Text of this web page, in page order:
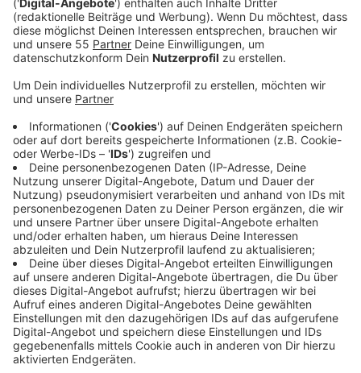
Anzeige
Für viele Fahrlehrer wirft der Plan Fragen auf. Horst
Wintgen, Vorstandsmitglied des Fahrlehrerverbands
Nordrhein und Fahrschulinhaber im Kreis Viersen,
bezweifelt, dass die Digitalisierung tatsächlich zu
geringeren Kosten führt. „Die Frage ist, ob wirklich
gespart oder nur verlagert wird“, sagt er.
Der durchschnittliche Preis für den Pkw-Führerschein
liegt laut Bundesverkehrsministerium derzeit bei rund
3.400 Euro – ein Betrag, der nach Einschätzung vieler
Fahrlehrer trotz Reform kaum sinken dürfte. Grund sind
gestiegene Preise für Autos, Benzin und Personal in
den Fahrschulen.
Anzeige